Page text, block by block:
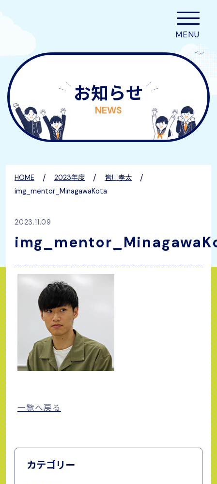
お知らせ
NEWS
HOME / 2023年度/ 皆川孝太/
img_mentor_MinagawaKota
2023.11.09
一覧へ戻る
カテゴリー